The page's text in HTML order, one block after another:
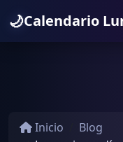
🌙Calendario
Inicio
Blog